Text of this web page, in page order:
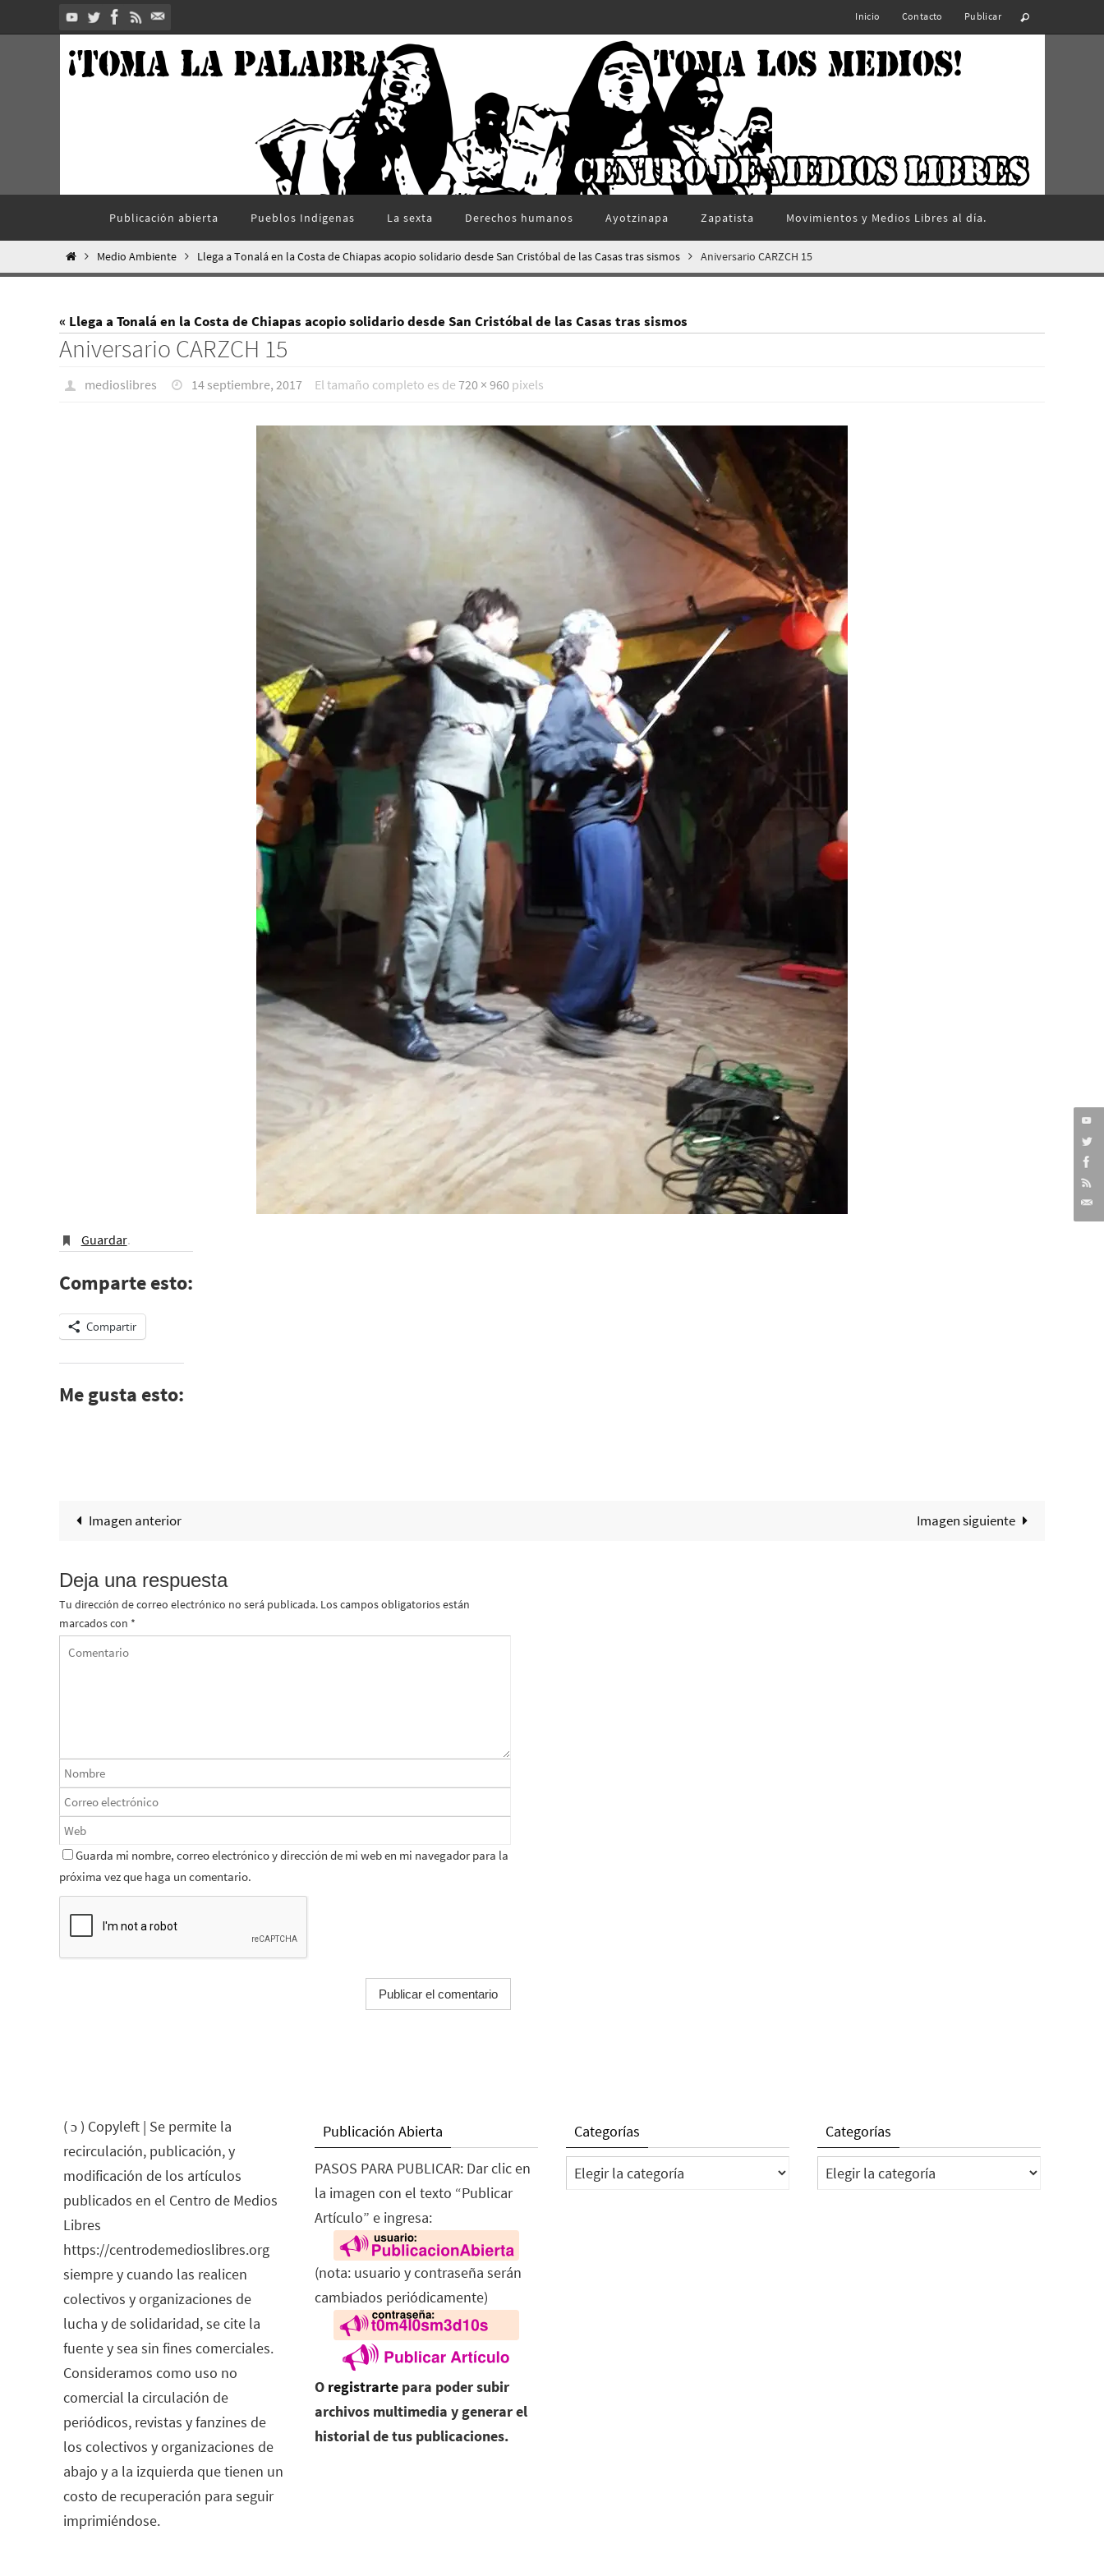
al
Inicio Contacto Publicar
contenido
Publicación abierta Pueblos Indí­genas La sexta Derechos humanos Ayotzinapa Zapatista Movimientos y Medios Libres al día.
InicioMedio Ambiente Llega a Tonalá en la Costa de Chiapas acopio solidario desde San Cristóbal de las Casas tras sismos Aniversario CARZCH 15
« Llega a Tonalá en la Costa de Chiapas acopio solidario desde San Cristóbal de las Casas tras sismos
Aniversario CARZCH 15
medioslibres 14 septiembre, 2017 El tamaño completo es de720 × 960 pixels
Guardar.
Comparte esto:
Compartir
Me gusta esto:
Imagen anterior Imagen siguiente
Deja una respuesta
Tu dirección de correo electrónico no será publicada. Los campos obligatorios están
marcados con *
Guarda mi nombre, correo electrónico y dirección de mi web en mi navegador para la
próxima vez que haga un comentario.
( ɔ ) Copyleft | Se permite la
recirculación, publicación, y
modificación de los artículos
publicados en el Centro de Medios
Libres
https://centrodemedioslibres.org
siempre y cuando las realicen
colectivos y organizaciones de
lucha y de solidaridad, se cite la
fuente y sea sin fines comerciales.
Consideramos como uso no
comercial la circulación de
periódicos, revistas y fanzines de
los colectivos y organizaciones de
abajo y a la izquierda que tienen un
costo de recuperación para seguir
imprimiéndose.
Publicación Abierta
PASOS PARA PUBLICAR: Dar clic en
la imagen con el texto “Publicar
Artículo” e ingresa:
(nota: usuario y contraseña serán
cambiados periódicamente)
O registrarte para poder subir
archivos multimedia y generar el
historial de tus publicaciones.
Categorías
Categorías
Categorías
Categorías